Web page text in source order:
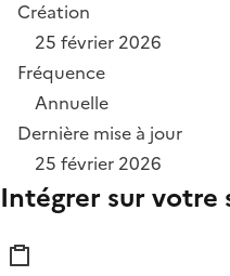
Création
25 février 2026
Fréquence
Annuelle
Dernière mise à jour
25 février 2026
Intégrer sur votre